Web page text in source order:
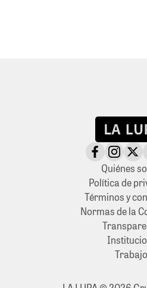
Quiénes
Política de
Términos y
Normas de la